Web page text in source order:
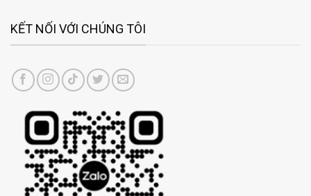
KẾT NỐI VỚI CHÚNG TÔI